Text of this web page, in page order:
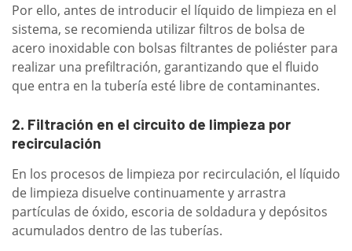
Por ello, antes de introducir el líquido de limpieza en el
sistema, se recomienda utilizar filtros de bolsa de
acero inoxidable con bolsas filtrantes de poliéster para
realizar una prefiltración, garantizando que el fluido
que entra en la tubería esté libre de contaminantes.
2. Filtración en el circuito de limpieza por
recirculación
En los procesos de limpieza por recirculación, el líquido
de limpieza disuelve continuamente y arrastra
partículas de óxido, escoria de soldadura y depósitos
acumulados dentro de las tuberías.